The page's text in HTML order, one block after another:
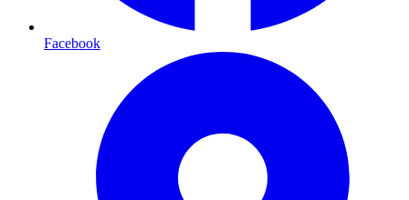
Facebook